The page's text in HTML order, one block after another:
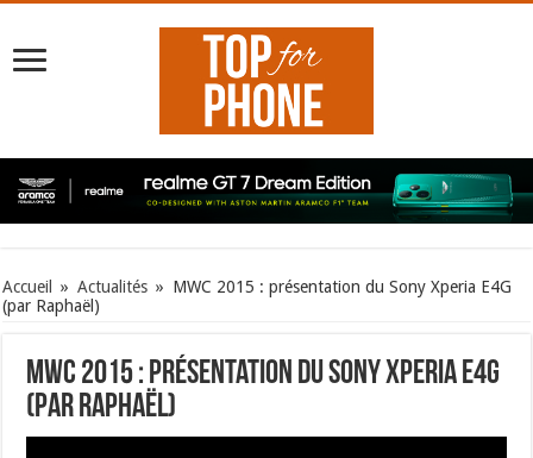
Accueil » Actualités » MWC 2015 : présentation du Sony Xperia E4G
(par Raphaël)
MWC 2015 : présentation du Sony Xperia E4G
(par Raphaël)